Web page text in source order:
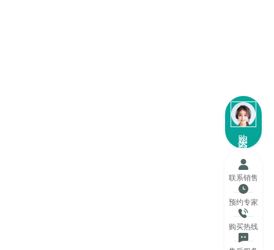
购买咨询
联系销售
预约专家
购买热线